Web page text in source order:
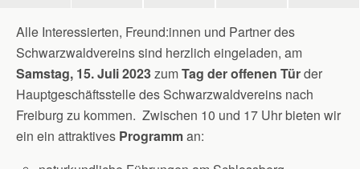
Alle Interessierten, Freund:innen und Partner des
Schwarzwaldvereins sind herzlich eingeladen, am
Samstag, 15. Juli 2023zumTag der offenen Türder
Hauptgeschäftsstelle des Schwarzwaldvereins nach
Freiburg zu kommen. Zwischen 10 und 17 Uhr bieten wir
ein ein attraktives Programman: